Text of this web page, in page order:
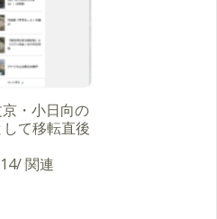
・小日向の
て移転直後
関連